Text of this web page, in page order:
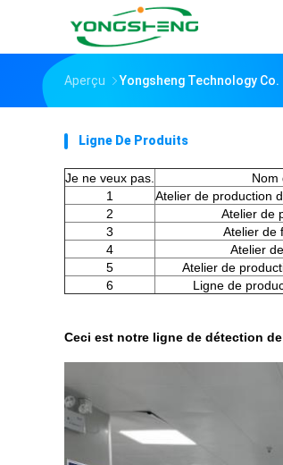
Aperçu Yongsheng Technology
Ligne De Produits
Je ne veux pas. Nom
1
Atelier de production
2
Atelier de
3
Atelier de
4
Atelier
5
Atelier de
6
Ligne de
Ceci est notre ligne de détection